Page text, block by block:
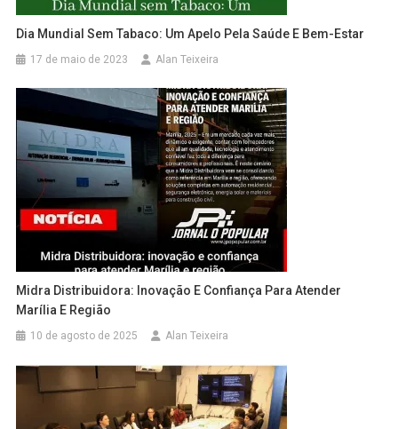
Dia Mundial Sem Tabaco: Um Apelo Pela Saúde E Bem-Estar
17 de maio de 2023 Alan Teixeira
Midra Distribuidora: Inovação E Confiança Para Atender
Marília E Região
10 de agosto de 2025 Alan Teixeira